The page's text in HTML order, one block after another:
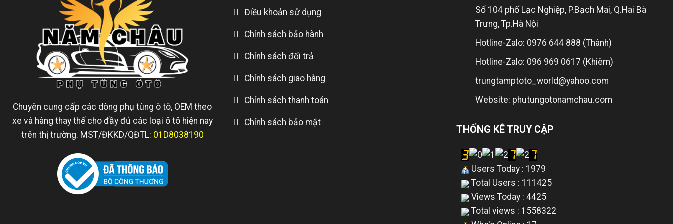
Chuyên cung cấp các dòng phụ tùng ô tô, OEM theo
xe và hàng thay thế cho đầy đủ các loại ô tô hiện nay
trên thị trường. MST/ĐKKD/QĐTL: 01D8038190
Điều khoản sử dụng
Chính sách bảo hành
Chính sách đổi trả
Chính sách giao hàng
Chính sách thanh toán
Chính sách bảo mật
Số 104 phố Lạc Nghiệp, P.Bạch Mai, Q.Hai Bà
Trưng, Tp.Hà Nội
Hotline-Zalo: 0976 644 888 (Thành)
Hotline-Zalo: 096 969 0617 (Khiêm)
trungtamptoto_world@yahoo.com
Website: phutungotonamchau.com
THỐNG KÊ TRUY CẬP
Users Today : 1979
Total Users : 111425
Views Today : 4425
Total views : 1558322